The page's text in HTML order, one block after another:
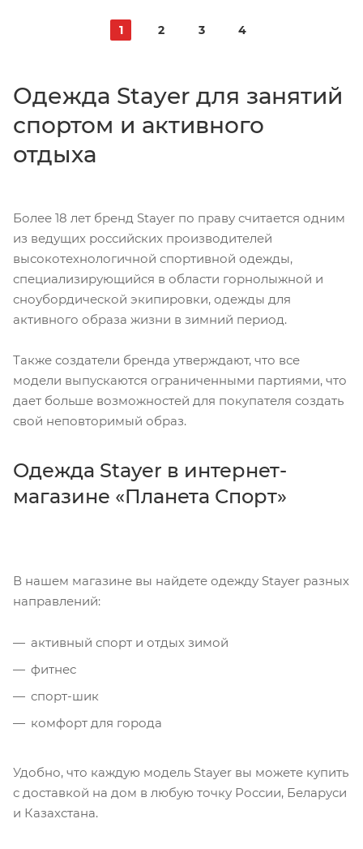
1 2 3 4
Одежда Stayer для занятий
спортом и активного
отдыха
Более 18 лет бренд Stayer по праву считается одним
из ведущих российских производителей
высокотехнологичной спортивной одежды,
специализирующийся в области горнолыжной и
сноубордической экипировки, одежды для
активного образа жизни в зимний период.
Также создатели бренда утверждают, что все
модели выпускаются ограниченными партиями, что
дает больше возможностей для покупателя создать
свой неповторимый образ.
Одежда Stayer в интернет-
магазине «Планета Спорт»
В нашем магазине вы найдете одежду Stayer разных
направлений:
активный спорт и отдых зимой
фитнес
спорт-шик
комфорт для города
Удобно, что каждую модель Stayer вы можете купить
с доставкой на дом в любую точку России, Беларуси
и Казахстана.